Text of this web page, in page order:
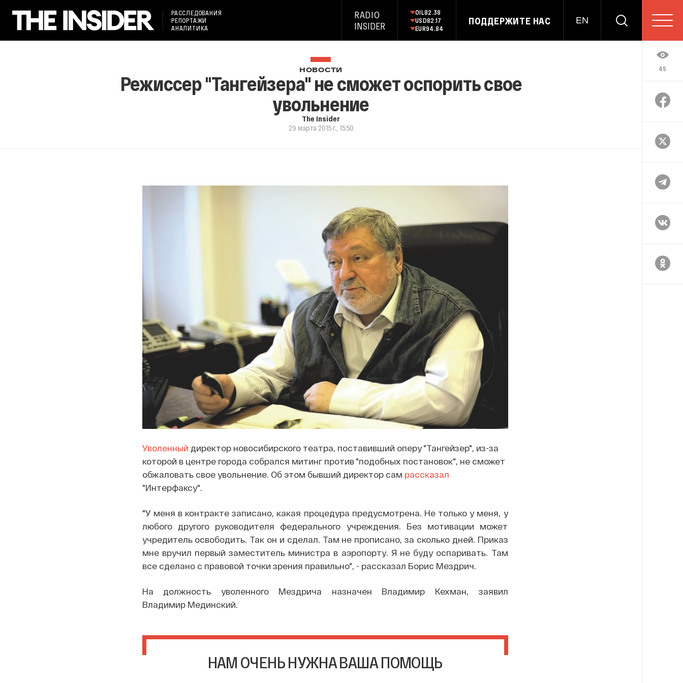
РАССЛЕДОВАНИЯ
РЕПОРТАЖИ
АНАЛИТИКА
RADIO
INSIDER
OIL82.38
USD82.17
EUR94.84
ПОДДЕРЖИТЕ НАС EN
45
НОВОСТИ
Режиссер "Тангейзера" не сможет оспорить свое
увольнение
The Insider
29 марта 2015 г., 15:50
Уволенный директор новосибирского театра, поставивший оперу "Тангейзер", из-за
которой в центре города собрался митинг против "подобных постановок", не сможет
обжаловать свое увольнение. Об этом бывший директор сам рассказал
"Интерфаксу".
"У меня в контракте записано, какая процедура предусмотрена. Не только у меня, у
любого другого руководителя федерального учреждения. Без мотивации может
учредитель освободить. Так он и сделал. Там не прописано, за сколько дней. Приказ
мне вручил первый заместитель министра в аэропорту. Я не буду оспаривать. Там
все сделано с правовой точки зрения правильно", - рассказал Борис Мездрич.
На должность уволенного Мездрича назначен Владимир Кехман, заявил
Владимир Мединский.
НАМ ОЧЕНЬ НУЖНА ВАША ПОМОЩЬ